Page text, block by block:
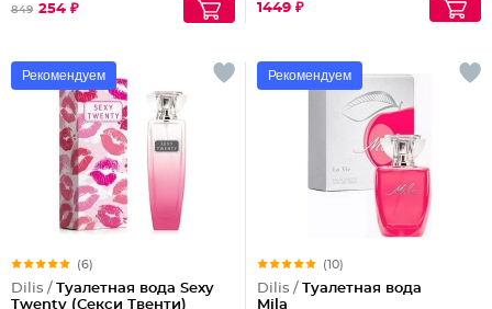
849 254 ₽ 1449 ₽
Рекомендуем
(6)
Dilis / Туалетная вода Sexy
Twenty (Секси Твенти)
Рекомендуем
(10)
Dilis / Туалетная вода
Mila